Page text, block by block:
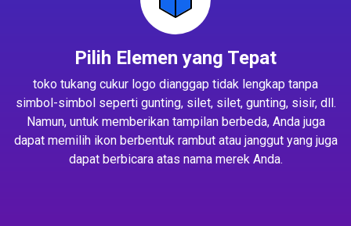
Pilih Elemen yang Tepat
toko tukang cukur logo dianggap tidak lengkap tanpa
simbol-simbol seperti gunting, silet, silet, gunting, sisir, dll.
Namun, untuk memberikan tampilan berbeda, Anda juga
dapat memilih ikon berbentuk rambut atau janggut yang juga
dapat berbicara atas nama merek Anda.